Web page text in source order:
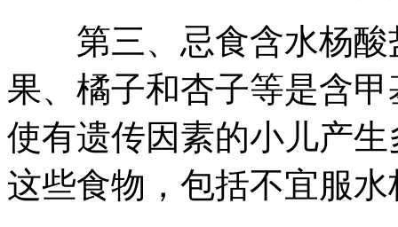
第三、忌食含水杨酸
果、橘子和杏子等是含
使有遗传因素的小儿产
这些食物，包括不宜服